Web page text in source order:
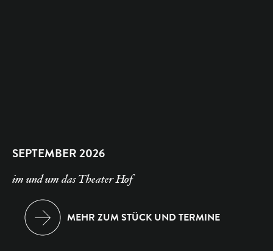
SEPTEMBER 2026
im und um das Theater Hof
MEHR ZUM STÜCK UND TERMINE